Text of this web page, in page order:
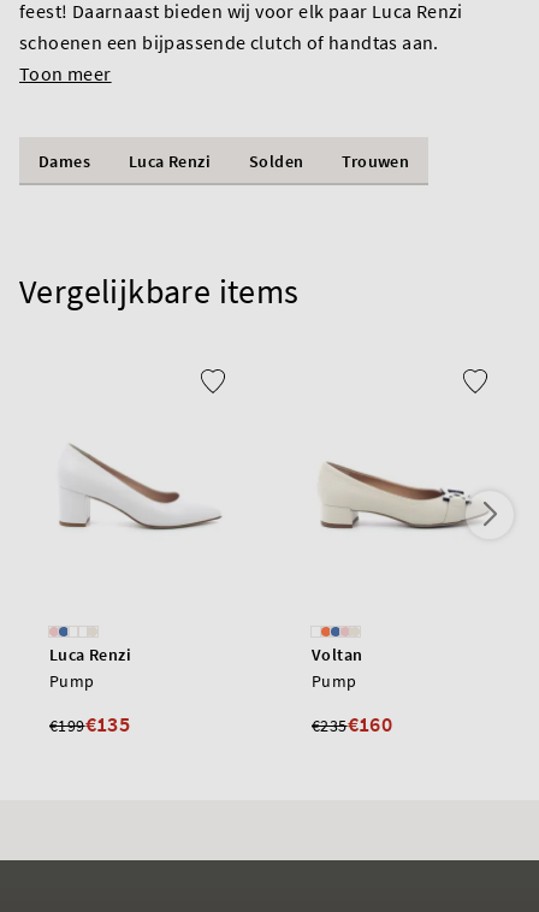
feest! Daarnaast bieden wij voor elk paar Luca Renzi
schoenen een bijpassende clutch of handtas aan.
Toon meer
Dames Luca Renzi Solden Trouwen
Vergelijkbare items
Luca Renzi
Pump
€199€135
Voltan
Pump
€235€160